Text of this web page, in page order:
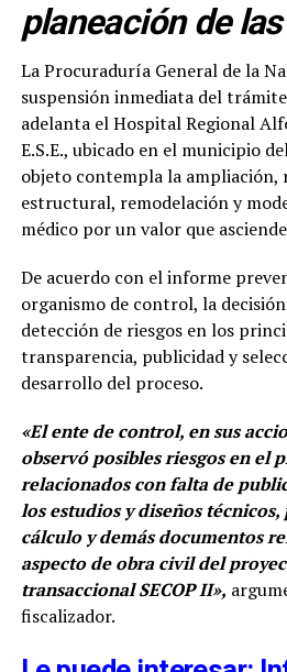
planeación de
La Procuraduría General de la
suspensión inmediata del
adelanta el Hospital Regional
E.S.E., ubicado en el municipio
objeto contempla la ampliación,
estructural, remodelación y
médico por un valor que
De acuerdo con el informe
organismo de control, la
detección de riesgos en los
transparencia, publicidad y
desarrollo del proceso.
«El ente de control, en sus
observó posibles riesgos en el
relacionados con falta de
los estudios y diseños
cálculo y demás documentos
aspecto de obra civil del
transaccional SECOP II»,
fiscalizador.